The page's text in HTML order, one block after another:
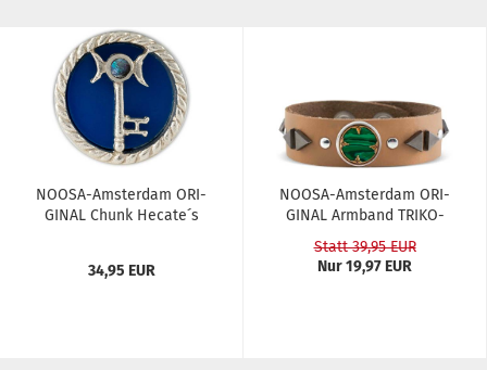
NOOSA-​​Ams­ter­dam ORI­
GI­NAL Chunk He­ca­te´s
34,95 EUR
NOOSA-​​Ams­ter­dam ORI­
GI­NAL Arm­band TRI­KO­
Statt 39,95 EUR
Nur 19,97 EUR